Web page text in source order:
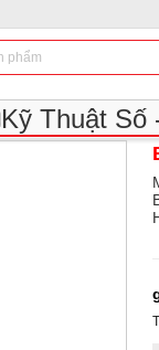
Kỹ Thuật Số